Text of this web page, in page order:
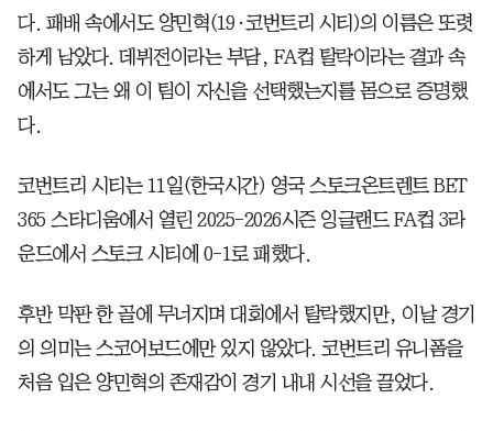
다. 패배 속에서도 양민혁(19·코번트리 시티)의 이름은 또렷
하게 남았다. 데뷔전이라는 부담, FA컵 탈락이라는 결과 속
에서도 그는 왜 이 팀이 자신을 선택했는지를 몸으로 증명했
다.
코번트리 시티는 11일(한국시간) 영국 스토크온트렌트 BET
365 스타디움에서 열린 2025-2026시즌 잉글랜드 FA컵 3라
운드에서 스토크 시티에 0-1로 패했다.
후반 막판 한 골에 무너지며 대회에서 탈락했지만, 이날 경기
의 의미는 스코어보드에만 있지 않았다. 코번트리 유니폼을
처음 입은 양민혁의 존재감이 경기 내내 시선을 끌었다.